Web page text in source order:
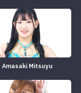
Amasaki Mitsuyu